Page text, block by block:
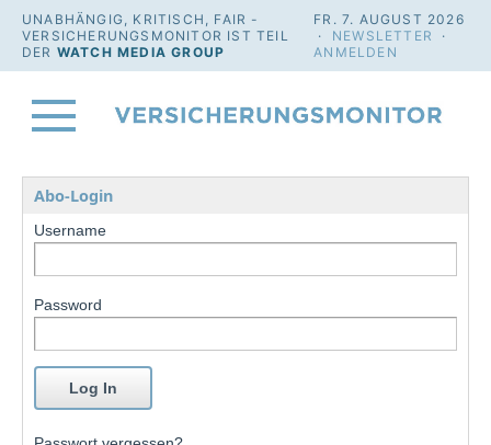
UNABHÄNGIG, KRITISCH, FAIR -
VERSICHERUNGSMONITOR IST TEIL
DER WATCH MEDIA GROUP
FR. 7. AUGUST 2026
· NEWSLETTER
·
ANMELDEN
Abo-Login
Username
Password